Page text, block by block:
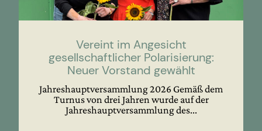
Vereint im Angesicht
gesellschaftlicher Polarisierung:
Neuer Vorstand gewählt
Jahreshauptversammlung 2026 Gemäß dem
Turnus von drei Jahren wurde auf der
Jahreshauptversammlung des...